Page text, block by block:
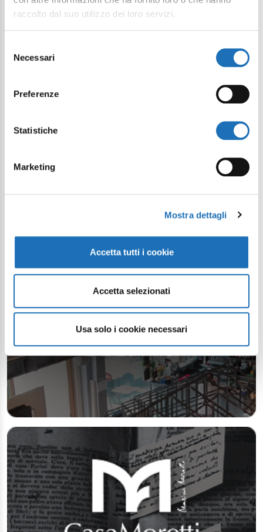
raccolto dal suo utilizzo dei loro servizi.
delNecessari
Preferenze
Statistiche
Marketing
Mostra dettagli
Accetta tutti i cookie
Accetta selezionati
Usa solo i cookie necessari